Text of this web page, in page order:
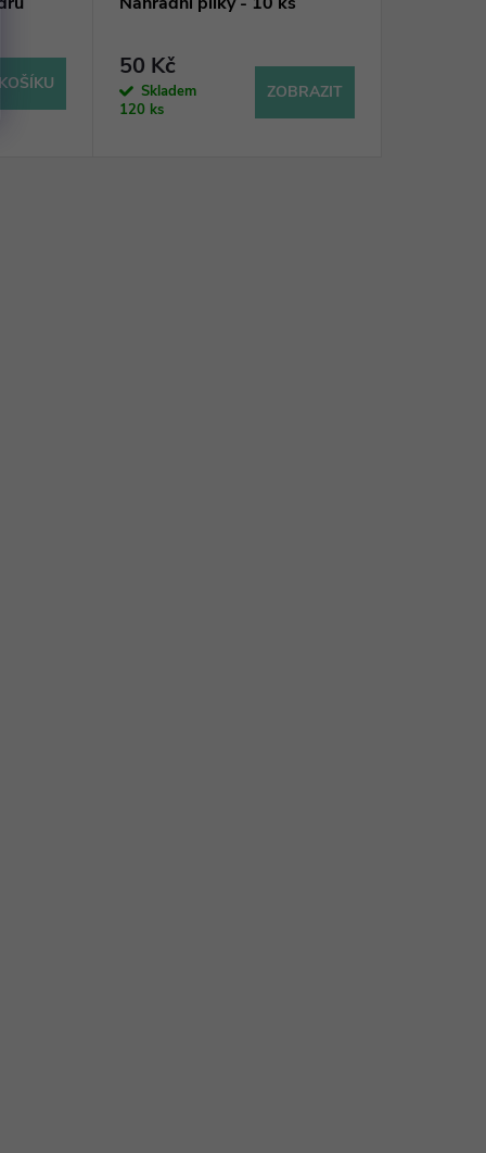
50 Kč
Skladem
120 ks
ZOBRAZIT